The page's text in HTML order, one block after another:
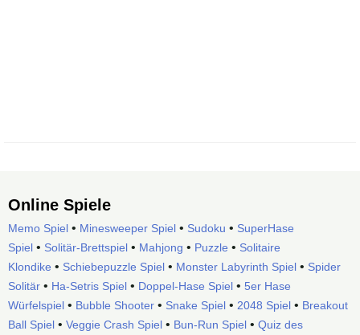
Online Spiele
Memo Spiel • Minesweeper Spiel • Sudoku • SuperHase
Spiel • Solitär-Brettspiel • Mahjong • Puzzle • Solitaire
Klondike • Schiebepuzzle Spiel • Monster Labyrinth Spiel • Spider
Solitär • Ha-Setris Spiel • Doppel-Hase Spiel • 5er Hase
Würfelspiel • Bubble Shooter • Snake Spiel • 2048 Spiel • Breakout
Ball Spiel • Veggie Crash Spiel • Bun-Run Spiel • Quiz des